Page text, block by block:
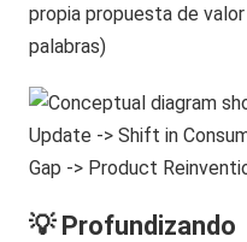
propia propuesta de
palabras)
💡 Profundizando